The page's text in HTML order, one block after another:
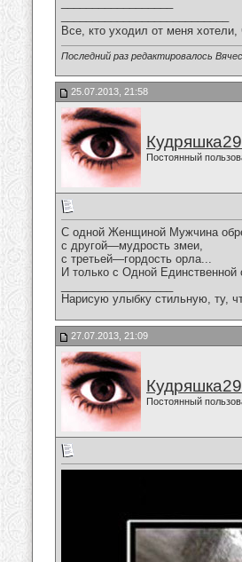
Все, кто уходил от меня
Последний раз редактировалось
25.07.2013, 21:58
Постоянный
С одной Женщиной Мужчина
с другой—мудрость змеи,
с третьей—гордость орла...
И только с Одной
Нарисую улыбку стильную, ту,
27.07.2013, 21:09
Постоянный